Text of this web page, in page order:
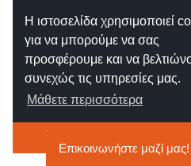
Η ιστοσελίδα χρησιμοποιεί
για να μπορούμε να σας
προσφέρουμε και να
συνεχώς τις υπηρεσίες μας.
Μάθετε περισσότερα
Μηχανές Γραφείου
Όλα τα προϊόντα
Αριθμομηχανές
Ετικετογράφοι -
Μηχανές
Φωτιστικά -
Συρτάρια -
Κλειδοθήκες -